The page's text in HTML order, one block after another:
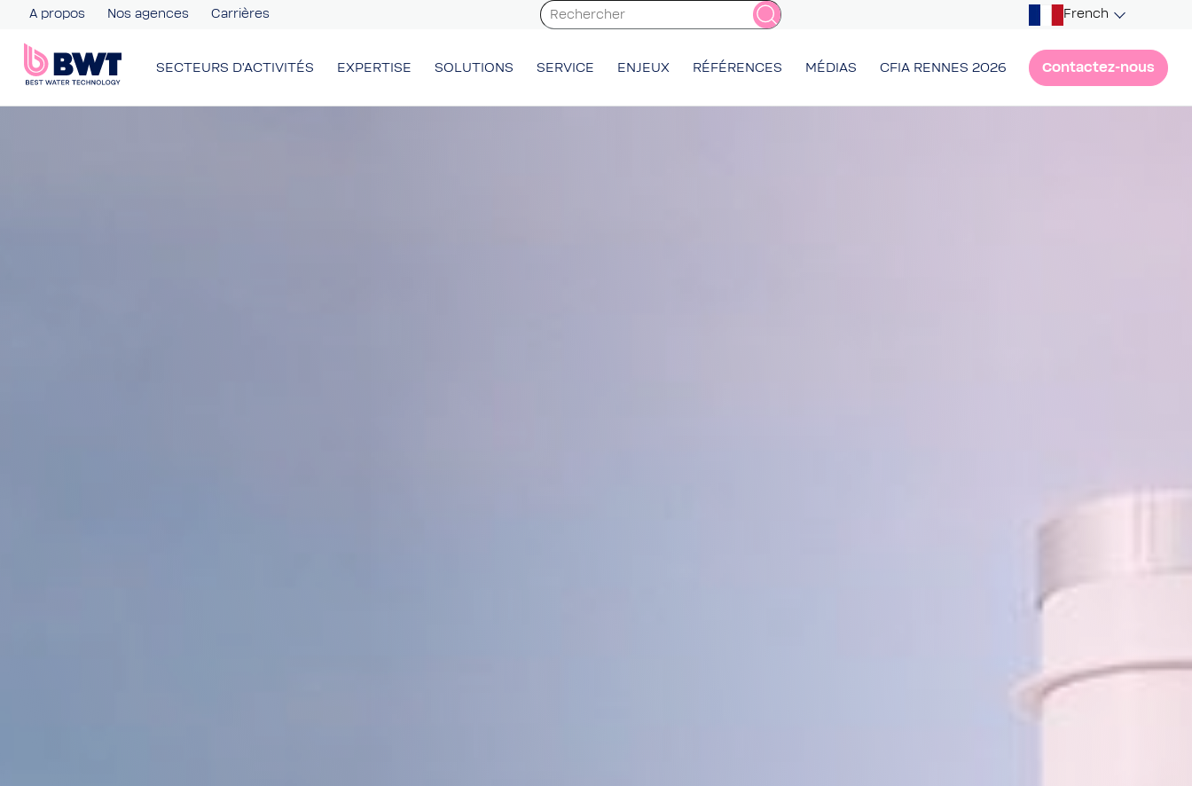
A propos Nos agences Carrières French
SECTEURS D'ACTIVITÉS EXPERTISE SOLUTIONS SERVICE ENJEUX RÉFÉRENCES MÉDIAS CFIA RENNES 2026 Contactez-nous